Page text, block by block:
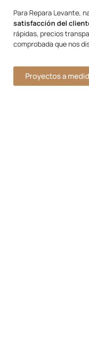
Para Repara Levante,
satisfacción del
rápidas, precios
comprobada que nos
Proyectos a